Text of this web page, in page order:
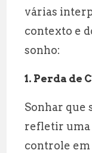
várias
contexto e
sonho:
1. Perda de
Sonhar que
refletir uma
controle em